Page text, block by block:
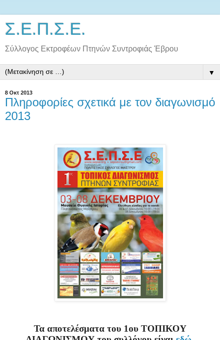
Σ.Ε.Π.Σ.Ε.
Σύλλογος Εκτροφέων Πτηνών Συντροφιάς Έβρου
▼
8 Οκτ 2013
Πληροφορίες σχετικά με τον διαγωνισμό
2013
Τα αποτελέσματα του 1ου ΤΟΠΙΚΟΥ